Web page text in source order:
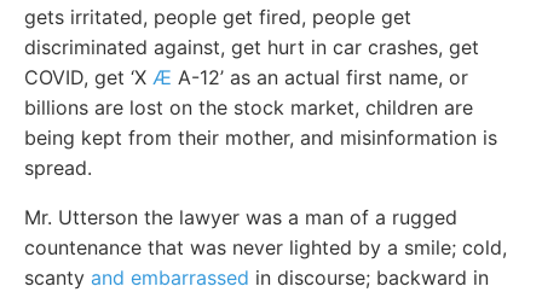
gets irritated, people get fired, people get
discriminated against, get hurt in car crashes, get
COVID, get ‘X Æ A-12’ as an actual first name, or
billions are lost on the stock market, children are
being kept from their mother, and misinformation is
spread.
Mr. Utterson the lawyer was a man of a rugged
countenance that was never lighted by a smile; cold,
scanty and embarrassed in discourse; backward in